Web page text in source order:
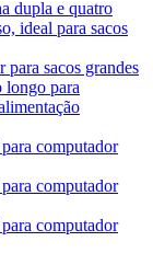
dupla e quatro
ideal para sacos
sacos grandes
longo para
computador
computador
computador